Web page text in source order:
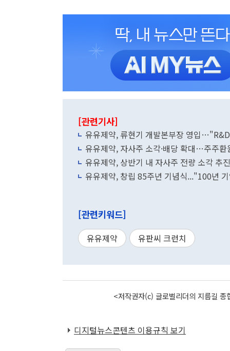
[관련기사]
유유제약, 류현기 개발본부장 영입
유유제약, 자사주 소각·배당 확대…주주
유유제약, 상반기 내 자사주 전량 소각 추
유유제약, 창립 85주년 기념식..."100년
[관련키워드]
유유제약 유판씨 크런치
<저작권자(c) 글로벌리더의 지름길
디지털뉴스콘텐츠 이용규칙 보기